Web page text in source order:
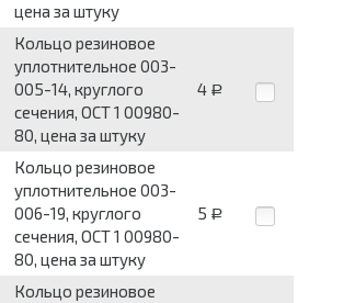
цена за штуку
Кольцо резиновое
уплотнительное 003-
005-14, круглого
сечения, ОСТ 1 00980-
80, цена за штуку
4 Р
Кольцо резиновое
уплотнительное 003-
006-19, круглого
сечения, ОСТ 1 00980-
80, цена за штуку
5 Р
Кольцо резиновое